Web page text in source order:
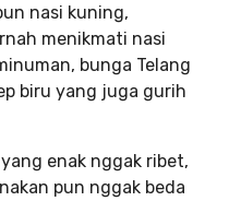
nasi kuning,
menikmati nasi
bunga Telang
biru yang juga gurih
enak nggak ribet,
pun nggak beda